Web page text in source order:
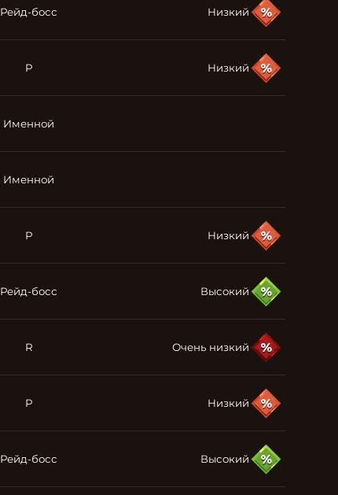
Рейд-босс Низкий
P Низкий
Именной
Именной
P Низкий
Рейд-босс Высокий
R Очень низкий
P Низкий
Рейд-босс Высокий